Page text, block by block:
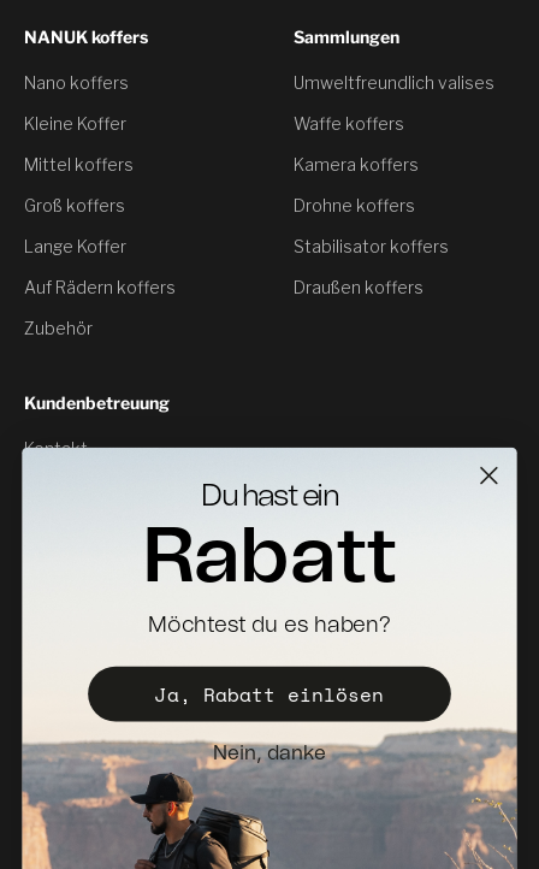
NANUK koffers
Nano koffers
Kleine Koffer
Mittel koffers
Groß koffers
Lange Koffer
Auf Rädern koffers
Zubehör
Sammlungen
Umweltfreundlich valises
Waffe koffers
Kamera koffers
Drohne koffers
Stabilisator koffers
Draußen koffers
Kundenbetreuung
Kontakt
Specs Downloads
Vertriebspartner werden
Vertriebspolitik
Du hast ein
Rabatt
Möchtest du es haben?
Ja, Rabatt einlösen
Nein, danke